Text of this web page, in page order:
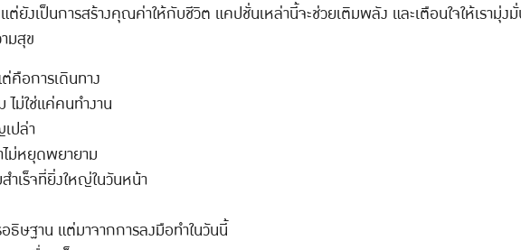
แต่ยังเป็นการสร้างคุณค่าให้กับชีวิต แคปชั่นเหล่านี้จะช่วยเติมพลัง และเตือนใจให้เรามุ่
มสุข
คือการเดินทาง
ไม่ใช่แค่คนทำงาน
ปล่า
ไม่หยุดพยายาม
ำเร็จที่ยิ่งใหญ่ในวันหน้า
ธิษฐาน แต่มาจากการลงมือทำในวันนี้